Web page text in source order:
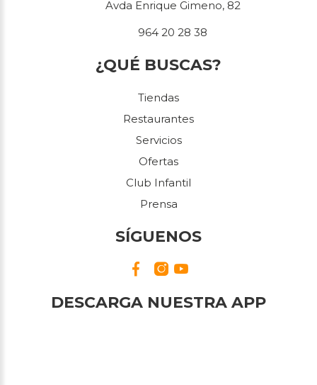
Avda Enrique Gimeno, 82
964 20 28 38
¿QUÉ BUSCAS?
Tiendas
Restaurantes
Servicios
Ofertas
Club Infantil
Prensa
SÍGUENOS
DESCARGA NUESTRA APP